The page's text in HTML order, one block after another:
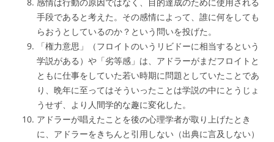
手段であると考えた。その感情によって、誰に何をしても
らおうとしているのか？という問いを投げた。
「権力意思」（フロイトのいうリビドーに相当するという
学説がある）や「劣等感」は、アドラーがまだフロイトと
ともに仕事をしていた若い時期に問題としていたことであ
り、晩年に至ってはそういったことは学説の中にとうじょ
うせず、より人間学的な趣に変化した。
アドラーが唱えたことを後の心理学者が取り上げたとき
に、アドラーをきちんと引用しない（出典に言及しない）